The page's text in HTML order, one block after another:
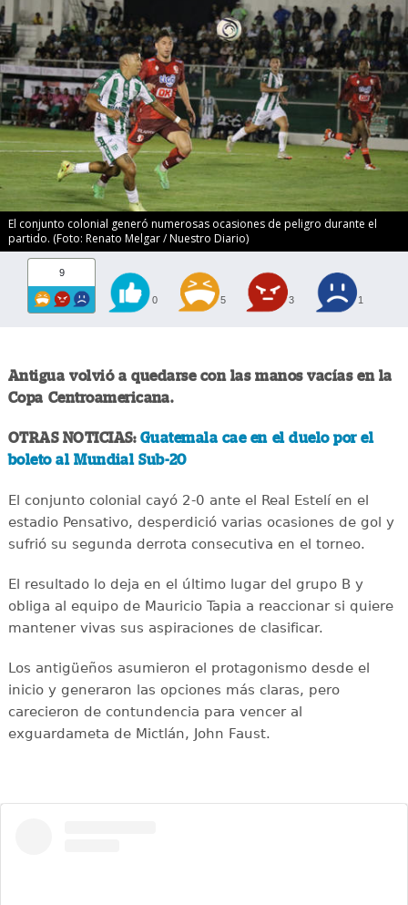
El conjunto colonial generó numerosas ocasiones de peligro durante el
partido. (Foto: Renato Melgar / Nuestro Diario)
9
0 5 3 1
Antigua volvió a quedarse con las manos vacías en la
Copa Centroamericana.
OTRAS NOTICIAS: Guatemala cae en el duelo por el
boleto al Mundial Sub-20
El conjunto colonial cayó 2-0 ante el Real Estelí en el
estadio Pensativo, desperdició varias ocasiones de gol y
sufrió su segunda derrota consecutiva en el torneo.
El resultado lo deja en el último lugar del grupo B y
obliga al equipo de Mauricio Tapia a reaccionar si quiere
mantener vivas sus aspiraciones de clasificar.
Los antigüeños asumieron el protagonismo desde el
inicio y generaron las opciones más claras, pero
carecieron de contundencia para vencer al
exguardameta de Mictlán, John Faust.